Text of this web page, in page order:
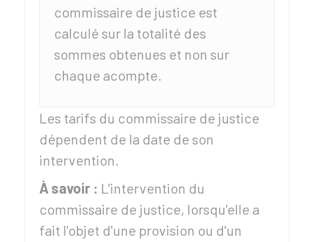
commissaire de justice est
calculé sur la totalité des
sommes obtenues et non sur
chaque acompte.
Les tarifs du commissaire de justice
dépendent de la date de son
intervention.
À savoir : L'intervention du
commissaire de justice, lorsqu'elle a
fait l'objet d'une provision ou d'un